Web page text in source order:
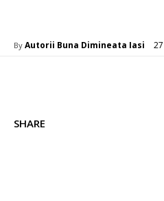
By Autorii Buna Dimineata Iasi
SHARE